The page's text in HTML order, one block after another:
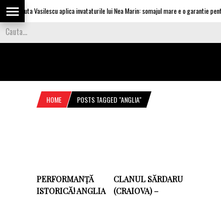
Olguta Vasilescu aplica invataturile lui Nea Marin: somajul mare e o garantie
HOME POSTS TAGGED "ANGLIA"
PERFORMANȚĂ
ISTORICĂ! ANGLIA
CLANUL SĂRDARU
(CRAIOVA) –